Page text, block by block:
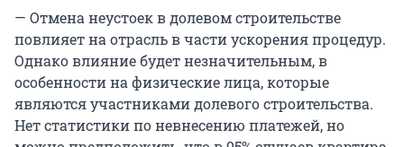
— Отмена неустоек в долевом строительстве
повлияет на отрасль в части ускорения процедур.
Однако влияние будет незначительным, в
особенности на физические лица, которые
являются участниками долевого строительства.
Нет статистики по невнесению платежей, но